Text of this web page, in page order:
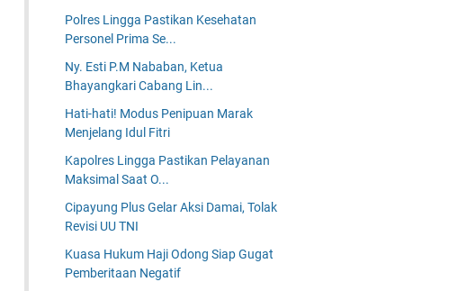
Polres Lingga Pastikan Kesehatan
Personel Prima Se...
Ny. Esti P.M Nababan, Ketua
Bhayangkari Cabang Lin...
Hati-hati! Modus Penipuan Marak
Menjelang Idul Fitri
Kapolres Lingga Pastikan Pelayanan
Maksimal Saat O...
Cipayung Plus Gelar Aksi Damai, Tolak
Revisi UU TNI
Kuasa Hukum Haji Odong Siap Gugat
Pemberitaan Negatif